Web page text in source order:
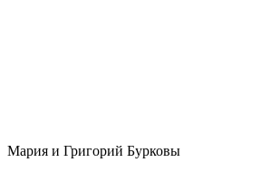
Мария и Григорий Бурковы